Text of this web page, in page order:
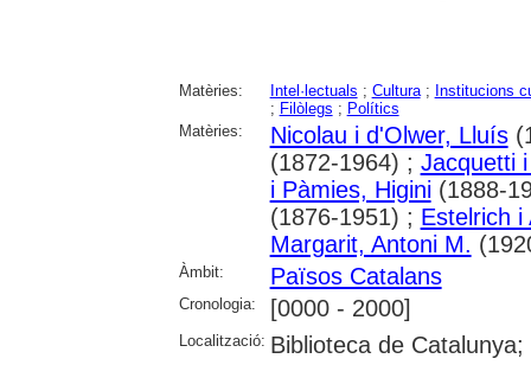
Matèries: Intel·lectuals ; Cultura; Institucions
; Filòlegs ; Polítics
Matèries:
Nicolau i d'Olwer, Lluís
(1872-1964) ; Jacquetti
i Pàmies, Higini(1888-
(1876-1951) ; Estelrich i
Margarit, Antoni M.
Àmbit: Països Catalans
Cronologia: [0000 - 2000]
Localització: Biblioteca de